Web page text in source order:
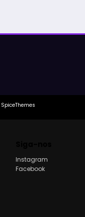
SpiceThemes
Instagram
Facebook